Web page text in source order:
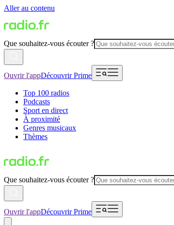
Aller au contenu
Que souhaitez-vous écouter ?
Ouvrir l'appDécouvrir Prime
Top 100 radios
Podcasts
Sport en direct
À proximité
Genres musicaux
Thèmes
Que souhaitez-vous écouter ?
Ouvrir l'appDécouvrir Prime